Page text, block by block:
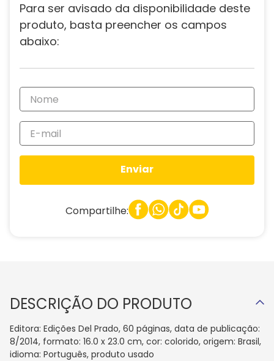
Para ser avisado da disponibilidade deste
produto, basta preencher os campos
abaixo:
Enviar
Compartilhe:
DESCRIÇÃO DO PRODUTO
Editora: Edições Del Prado, 60 páginas, data de publicação:
8/2014, formato: 16.0 x 23.0 cm, cor: colorido, origem: Brasil,
idioma: Português, produto usado